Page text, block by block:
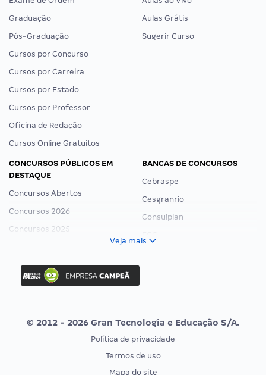
Graduação
Pós-Graduação
Cursos por Concurso
Cursos por Carreira
Cursos por Estado
Cursos por Professor
Oficina de Redação
Cursos Online Gratuitos
Aulas Grátis
Sugerir Curso
CONCURSOS PÚBLICOS EM
DESTAQUE
Concursos Abertos
Concursos 2026
Concursos 2025
Concurso Ibama
Concurso MPU
Editais publicados
BANCAS DE CONCURSOS
Cebraspe
Cesgranrio
Consulplan
Vunesp
CONCURSOS POR PROFISSÃO
EXAME DE ORDEM
Veja mais
© 2012 - 2026 Gran Tecnologia e Educação S/A.
Política de privacidade
Termos de uso
Mapa do site